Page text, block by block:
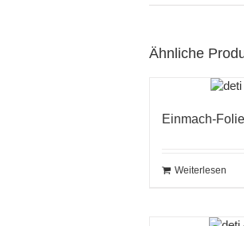
Ähnliche
Einmach-
Weiterlesen